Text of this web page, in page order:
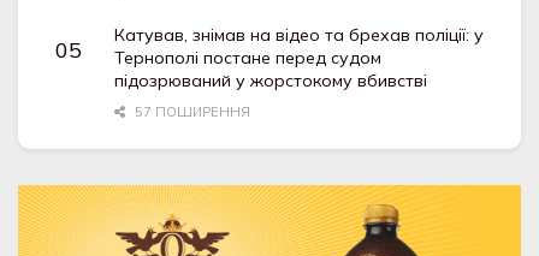
Катував, знімав на відео та брехав поліції: у
Тернополі постане перед судом
підозрюваний у жорстокому вбивстві
57 ПОШИРЕННЯ